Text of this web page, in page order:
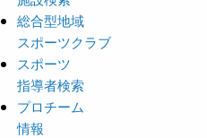
総合型地域
スポーツクラブ
スポーツ
指導者検索
プロチーム
情報